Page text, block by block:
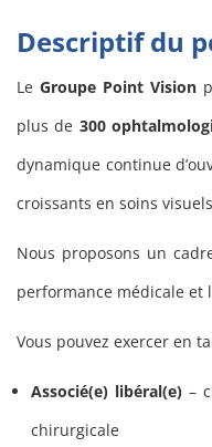
Descriptif du
Le Groupe Point Vision
plus de 300
dynamique continue
croissants en soins
Nous proposons un
performance médicale et
Vous pouvez exercer en
Associé(e) libéral(e) –
chirurgicale